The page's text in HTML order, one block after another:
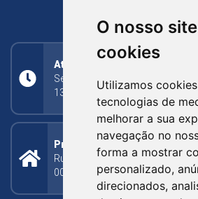
O nosso
cookies
Utilizamos
tecnologias de
melhorar a sua
navegação no
forma a mostrar
personalizado,
direcionados,
Atendimento
Segunda a Sexta: 8h às
13h30min às 17h (tarde)
Prefeitura Municipal
Rua Silva Jardim, 505 - Bairro
000